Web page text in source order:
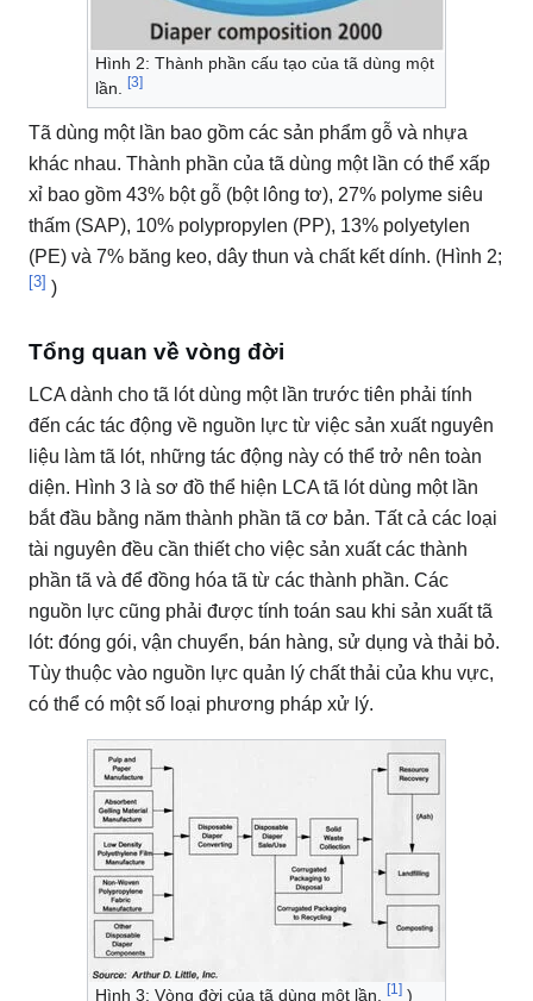
Hình 2: Thành phần cấu tạo của tã dùng một
lần.
[3]
Tã dùng một lần bao gồm các sản phẩm gỗ và nhựa
khác nhau. Thành phần của tã dùng một lần có thể xấp
xỉ bao gồm 43% bột gỗ (bột lông tơ), 27% polyme siêu
thấm (SAP), 10% polypropylen (PP), 13% polyetylen
(PE) và 7% băng keo, dây thun và chất kết dính. (Hình 2;
[3] )
Tổng quan về vòng đời
LCA dành cho tã lót dùng một lần trước tiên phải tính
đến các tác động về nguồn lực từ việc sản xuất nguyên
liệu làm tã lót, những tác động này có thể trở nên toàn
diện. Hình 3 là sơ đồ thể hiện LCA tã lót dùng một lần
bắt đầu bằng năm thành phần tã cơ bản. Tất cả các loại
tài nguyên đều cần thiết cho việc sản xuất các thành
phần tã và để đồng hóa tã từ các thành phần. Các
nguồn lực cũng phải được tính toán sau khi sản xuất tã
lót: đóng gói, vận chuyển, bán hàng, sử dụng và thải bỏ.
Tùy thuộc vào nguồn lực quản lý chất thải của khu vực,
có thể có một số loại phương pháp xử lý.
Hình 3: Vòng đời của tã dùng một lần, [1] )